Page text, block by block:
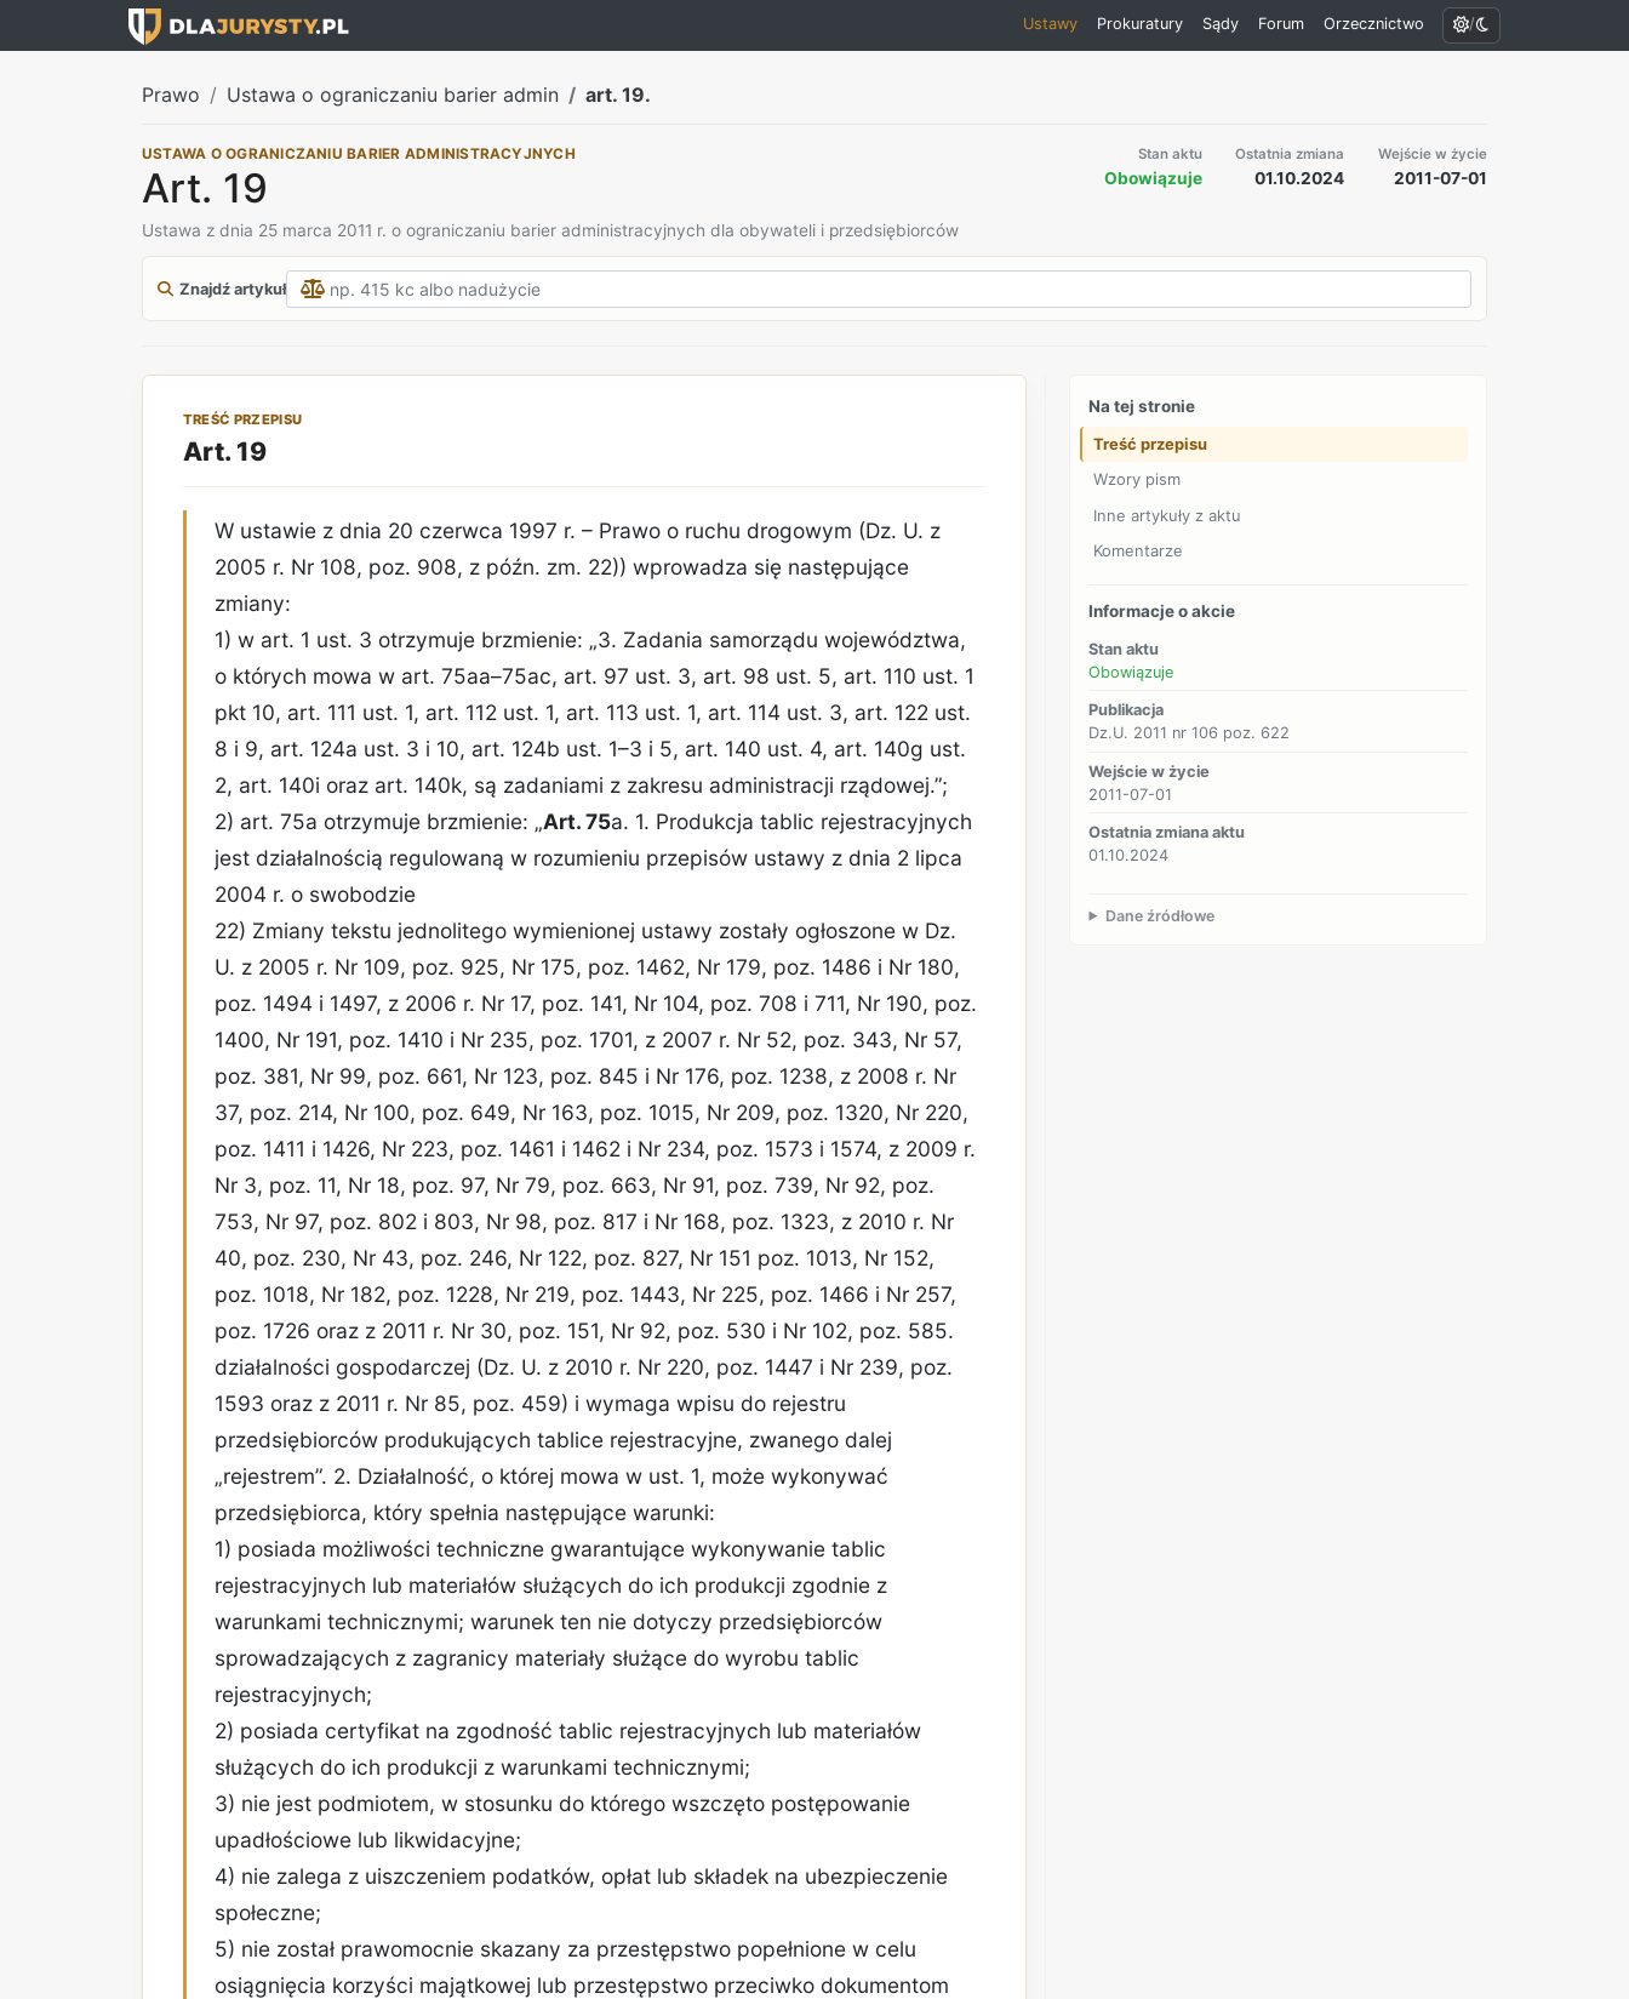
Ustawy Prokuratury Sądy Forum Orzecznictwo /
Prawo Ustawa o ograniczaniu barier admin art. 19.
USTAWA O OGRANICZANIU BARIER ADMINISTRACYJNYCH
Art. 19
Ustawa z dnia 25 marca 2011 r. o ograniczaniu barier administracyjnych dla obywateli i przedsiębiorców
Stan aktu
Obowiązuje
Ostatnia zmiana
01.10.2024
Wejście w życie
2011-07-01
Znajdź artykuł
TREŚĆ PRZEPISU
Art. 19
W ustawie z dnia 20 czerwca 1997 r. – Prawo o ruchu drogowym (Dz. U. z
2005 r. Nr 108, poz. 908, z późn. zm. 22)) wprowadza się następujące
zmiany:
1) w art. 1 ust. 3 otrzymuje brzmienie: „3. Zadania samorządu województwa,
o których mowa w art. 75aa–75ac, art. 97 ust. 3, art. 98 ust. 5, art. 110 ust. 1
pkt 10, art. 111 ust. 1, art. 112 ust. 1, art. 113 ust. 1, art. 114 ust. 3, art. 122 ust.
8 i 9, art. 124a ust. 3 i 10, art. 124b ust. 1–3 i 5, art. 140 ust. 4, art. 140g ust.
2, art. 140i oraz art. 140k, są zadaniami z zakresu administracji rządowej.”;
2) art. 75a otrzymuje brzmienie: „Art. 75a. 1. Produkcja tablic rejestracyjnych
jest działalnością regulowaną w rozumieniu przepisów ustawy z dnia 2 lipca
2004 r. o swobodzie
22) Zmiany tekstu jednolitego wymienionej ustawy zostały ogłoszone w Dz.
U. z 2005 r. Nr 109, poz. 925, Nr 175, poz. 1462, Nr 179, poz. 1486 i Nr 180,
poz. 1494 i 1497, z 2006 r. Nr 17, poz. 141, Nr 104, poz. 708 i 711, Nr 190, poz.
1400, Nr 191, poz. 1410 i Nr 235, poz. 1701, z 2007 r. Nr 52, poz. 343, Nr 57,
poz. 381, Nr 99, poz. 661, Nr 123, poz. 845 i Nr 176, poz. 1238, z 2008 r. Nr
37, poz. 214, Nr 100, poz. 649, Nr 163, poz. 1015, Nr 209, poz. 1320, Nr 220,
poz. 1411 i 1426, Nr 223, poz. 1461 i 1462 i Nr 234, poz. 1573 i 1574, z 2009 r.
Nr 3, poz. 11, Nr 18, poz. 97, Nr 79, poz. 663, Nr 91, poz. 739, Nr 92, poz.
753, Nr 97, poz. 802 i 803, Nr 98, poz. 817 i Nr 168, poz. 1323, z 2010 r. Nr
40, poz. 230, Nr 43, poz. 246, Nr 122, poz. 827, Nr 151 poz. 1013, Nr 152,
poz. 1018, Nr 182, poz. 1228, Nr 219, poz. 1443, Nr 225, poz. 1466 i Nr 257,
poz. 1726 oraz z 2011 r. Nr 30, poz. 151, Nr 92, poz. 530 i Nr 102, poz. 585.
działalności gospodarczej (Dz. U. z 2010 r. Nr 220, poz. 1447 i Nr 239, poz.
1593 oraz z 2011 r. Nr 85, poz. 459) i wymaga wpisu do rejestru
przedsiębiorców produkujących tablice rejestracyjne, zwanego dalej
„rejestrem”. 2. Działalność, o której mowa w ust. 1, może wykonywać
przedsiębiorca, który spełnia następujące warunki:
1) posiada możliwości techniczne gwarantujące wykonywanie tablic
rejestracyjnych lub materiałów służących do ich produkcji zgodnie z
warunkami technicznymi; warunek ten nie dotyczy przedsiębiorców
sprowadzających z zagranicy materiały służące do wyrobu tablic
rejestracyjnych;
2) posiada certyfikat na zgodność tablic rejestracyjnych lub materiałów
służących do ich produkcji z warunkami technicznymi;
3) nie jest podmiotem, w stosunku do którego wszczęto postępowanie
upadłościowe lub likwidacyjne;
4) nie zalega z uiszczeniem podatków, opłat lub składek na ubezpieczenie
społeczne;
5) nie został prawomocnie skazany za przestępstwo popełnione w celu
osiągnięcia korzyści majątkowej lub przestępstwo przeciwko dokumentom
Na tej stronie
Treść przepisu
Wzory pism
Inne artykuły z aktu
Komentarze
Informacje o akcie
Stan aktu
Obowiązuje
Publikacja
Dz.U. 2011 nr 106 poz. 622
Wejście w życie
2011-07-01
Ostatnia zmiana aktu
01.10.2024
Dane źródłowe